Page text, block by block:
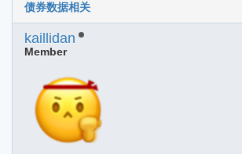
债券数据相关
kaillidan
Member